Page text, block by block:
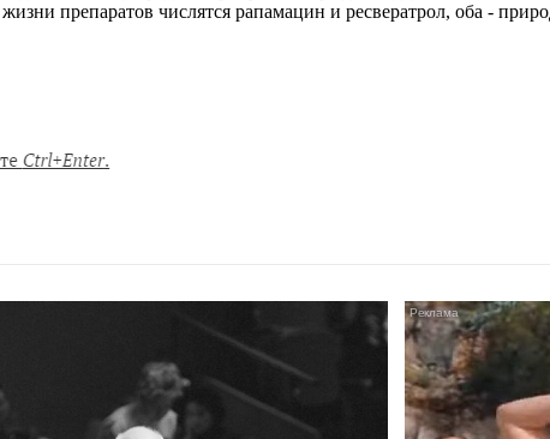
препаратов числятся рапамацин и ресвератрол, оба -